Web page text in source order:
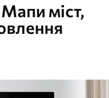
міст,